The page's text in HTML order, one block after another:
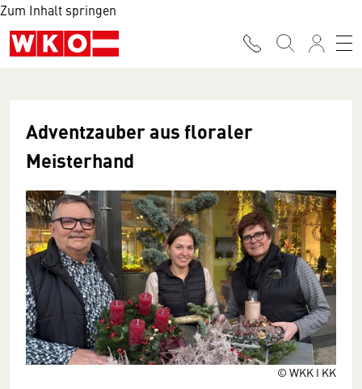
Zum Inhalt springen
© WKK I KK
Adventzauber aus floraler
Meisterhand